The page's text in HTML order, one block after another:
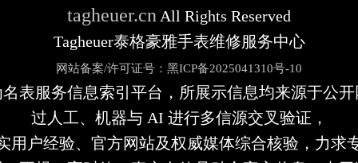
tagheuer.cn All Rights Reserved
Tagheuer泰格豪雅手表维修服务中心
网站备案/许可证号：黑ICP备2025041310号-10
表服务信息索引平台，所展示信息均来源于公
过人工、机器与 AI 进行多信源交叉验证，
用户经验、官方网站及权威媒体综合核验，力求